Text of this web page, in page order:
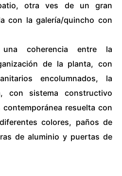
otra ves de un gran
con la galería/quincho con
coherencia entre la
de la planta, con
encolumnados, la
con sistema constructivo
resuelta con
colores, paños de
de aluminio y puertas de